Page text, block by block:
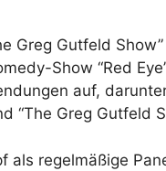
Greg Gutfeld
Show “Red
auf,
“The Greg Gutfeld
als regelmäßige